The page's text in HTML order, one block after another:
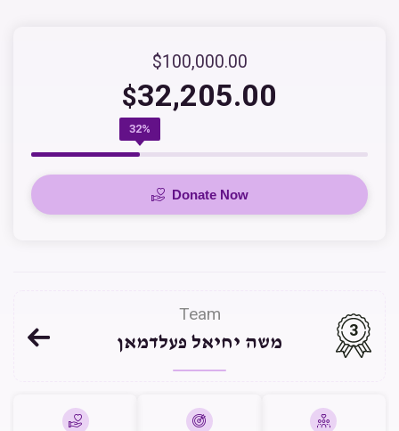
$100,000.00
$32,205.00
32%
Donate Now
Team
משה יחיאל פעלדמאן
3